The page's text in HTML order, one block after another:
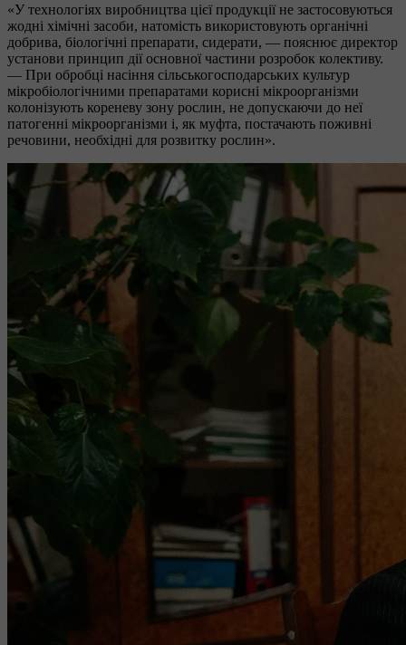
«У технологіях виробництва цієї продукції не застосовуються
жодні хімічні засоби, натомість використовують органічні
добрива, біологічні препарати, сидерати, — пояснює директор
установи принцип дії основної частини розробок колективу.
— При обробці насіння сільськогосподарських культур
мікробіологічними препаратами корисні мікроорганізми
колонізують кореневу зону рослин, не допускаючи до неї
патогенні мікроорганізми і, як муфта, постачають поживні
речовини, необхідні для розвитку рослин».